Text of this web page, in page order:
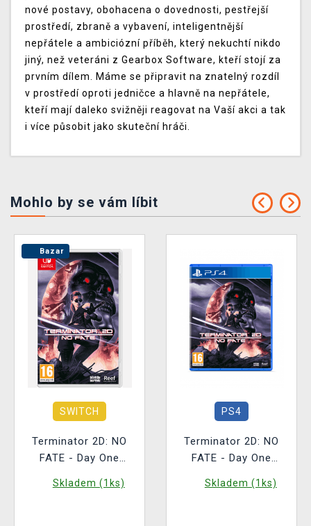
nové postavy, obohacena o dovednosti, pestřejší
prostředí, zbraně a vybavení, inteligentnější
nepřátele a ambiciózní příběh, který nekuchtí nikdo
jiný, než veteráni z Gearbox Software, kteří stojí za
prvním dílem. Máme se připravit na znatelný rozdíl
v prostředí oproti jedničce a hlavně na nepřátele,
kteří mají daleko svižněji reagovat na Vaší akci a tak
i více působit jako skuteční hráči.
Mohlo by se vám líbit
Bazar
SWITCH
Terminator 2D: NO
FATE - Day One
Skladem (1ks)
PS4
Terminator 2D: NO
FATE - Day One
Skladem (1ks)